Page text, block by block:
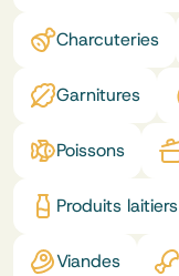
Charcuteries
Garnitures
Poissons
Produits laitiers
Viandes